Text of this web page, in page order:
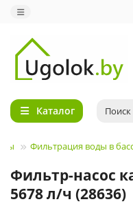
Каталог
Фильтрация воды в
Фильтр-насос
5678 л/ч (28636)